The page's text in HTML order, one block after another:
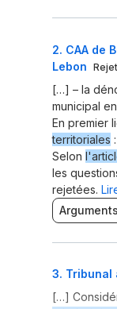
2. CAA de
Lebon Rejet
[…] – la
municipal
En premier
territoriales
Selon
les
rejetées.
Arguments
3. Tribunal
[…]